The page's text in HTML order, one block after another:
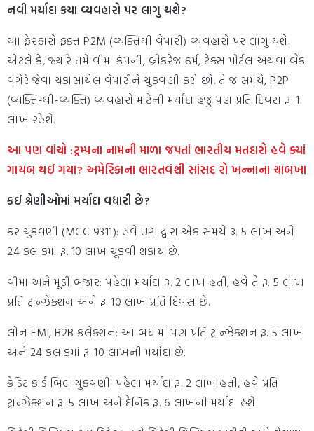
નવી મર્યાદા કયા વ્યવહારો પર લાગુ થશે?
આ ફેરફારો ફક્ત P2M (વ્યક્તિથી વેપારી) વ્યવહારો પર લાગુ થશે.
એટલે કે, જ્યારે તમે વીમા કંપની, બ્રોકરેજ ફર્મ, ટેક્સ પોર્ટલ અથવા બેંક
વગેરે જેવા ચકાસાયેલ વેપારીને ચુકવણી કરો છો. તે જ સમયે, P2P
(વ્યક્તિ-થી-વ્યક્તિ) વ્યવહારો માટેની મર્યાદા હજુ પણ પ્રતિ દિવસ રૂ. 1
લાખ રહેશે.
આ પણ વાંચો :ટ્રમ્પના નામની માળા જપતાં ભારતીય મતદારો હવે ક્યાં
ગાયબ થઈ ગયા? અમેરિકાના ભારતવંશી સાંસદ રો ખન્નાના ચાબખા
કઈ શ્રેણીઓમાં મર્યાદા વધારી છે?
કર ચુકવણી (MCC 9311): હવે UPI દ્વારા એક સમયે રૂ. 5 લાખ અને
24 કલાકમાં રૂ. 10 લાખ ચૂકવી શકાય છે.
વીમા અને મૂડી બજાર: પહેલા મર્યાદા રૂ. 2 લાખ હતી, હવે તે રૂ. 5 લાખ
પ્રતિ ટ્રાન્ઝેક્શન અને રૂ. 10 લાખ પ્રતિ દિવસ છે.
લોન EMI, B2B કલેક્શન: આ બધામાં પણ પ્રતિ ટ્રાન્ઝેક્શન રૂ. 5 લાખ
અને 24 કલાકમાં રૂ. 10 લાખની મર્યાદા છે.
ક્રેડિટ કાર્ડ બિલ ચુકવણી: પહેલા મર્યાદા રૂ. 2 લાખ હતી, હવે પ્રતિ
ટ્રાન્ઝેક્શન રૂ. 5 લાખ અને દૈનિક રૂ. 6 લાખની મર્યાદા હશે.